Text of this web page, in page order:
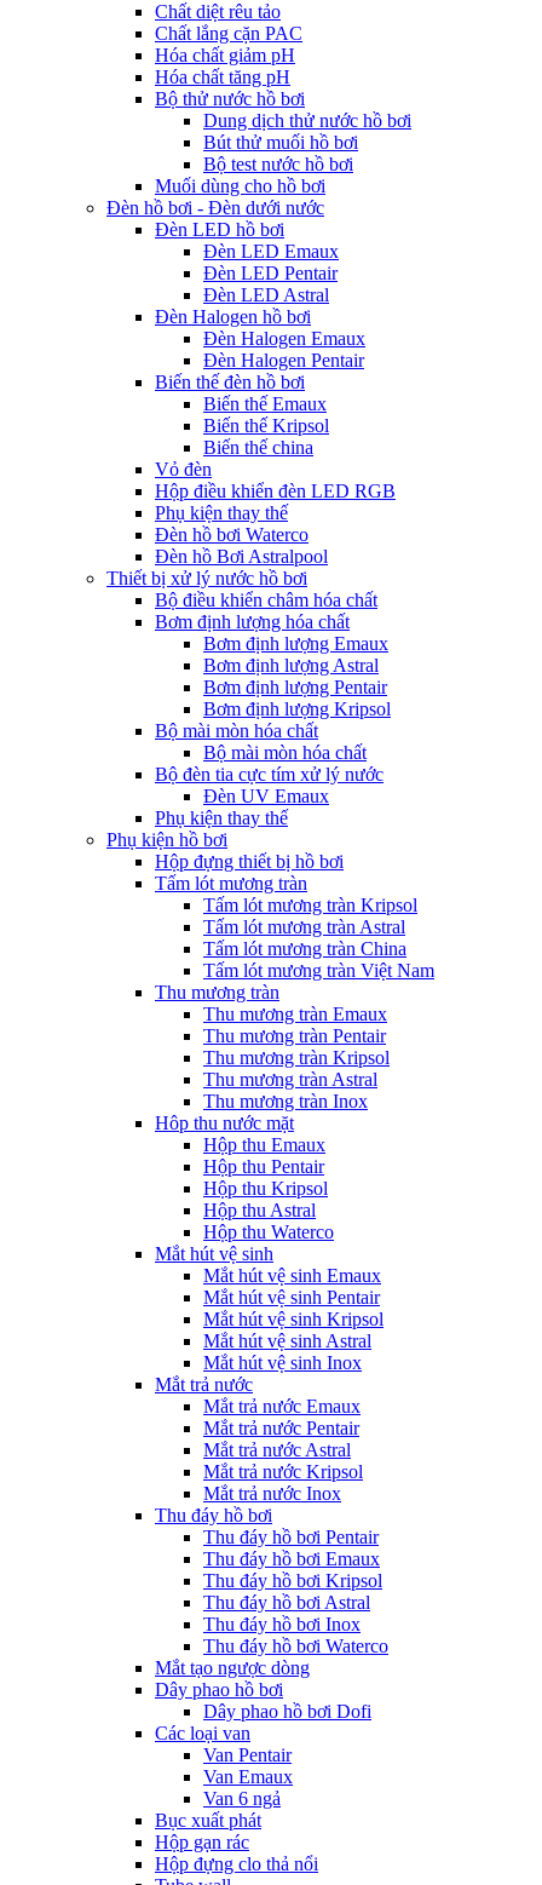
Chất diệt rêu tảo
Chất lắng cặn PAC
Hóa chất giảm pH
Hóa chất tăng pH
Bộ thử nước hồ bơi
Dung dịch thử nước hồ bơi
Bút thử muối hồ bơi
Bộ test nước hồ bơi
Muối dùng cho hồ bơi
Đèn hồ bơi - Đèn dưới nước
Đèn LED hồ bơi
Đèn LED Emaux
Đèn LED Pentair
Đèn LED Astral
Đèn Halogen hồ bơi
Đèn Halogen Emaux
Đèn Halogen Pentair
Biến thế đèn hồ bơi
Biến thế Emaux
Biến thế Kripsol
Biến thế china
Vỏ đèn
Hộp điều khiển đèn LED RGB
Phụ kiện thay thế
Đèn hồ bơi Waterco
Đèn hồ Bơi Astralpool
Thiết bị xử lý nước hồ bơi
Bộ điều khiển châm hóa chất
Bơm định lượng hóa chất
Bơm định lượng Emaux
Bơm định lượng Astral
Bơm định lượng Pentair
Bơm định lượng Kripsol
Bộ mài mòn hóa chất
Bộ mài mòn hóa chất
Bộ đèn tia cực tím xử lý nước
Đèn UV Emaux
Phụ kiện thay thế
Phụ kiện hồ bơi
Hộp đựng thiết bị hồ bơi
Tấm lót mương tràn
Tấm lót mương tràn Kripsol
Tấm lót mương tràn Astral
Tấm lót mương tràn China
Tấm lót mương tràn Việt Nam
Thu mương tràn
Thu mương tràn Emaux
Thu mương tràn Pentair
Thu mương tràn Kripsol
Thu mương tràn Astral
Thu mương tràn Inox
Hôp thu nước mặt
Hộp thu Emaux
Hộp thu Pentair
Hộp thu Kripsol
Hộp thu Astral
Hộp thu Waterco
Mắt hút vệ sinh
Mắt hút vệ sinh Emaux
Mắt hút vệ sinh Pentair
Mắt hút vệ sinh Kripsol
Mắt hút vệ sinh Astral
Mắt hút vệ sinh Inox
Mắt trả nước
Mắt trả nước Emaux
Mắt trả nước Pentair
Mắt trả nước Astral
Mắt trả nước Kripsol
Mắt trả nước Inox
Thu đáy hồ bơi
Thu đáy hồ bơi Pentair
Thu đáy hồ bơi Emaux
Thu đáy hồ bơi Kripsol
Thu đáy hồ bơi Astral
Thu đáy hồ bơi Inox
Thu đáy hồ bơi Waterco
Mắt tạo ngược dòng
Dây phao hồ bơi
Dây phao hồ bơi Dofi
Các loại van
Van Pentair
Van Emaux
Van 6 ngả
Bục xuất phát
Hộp gạn rác
Hộp đựng clo thả nổi